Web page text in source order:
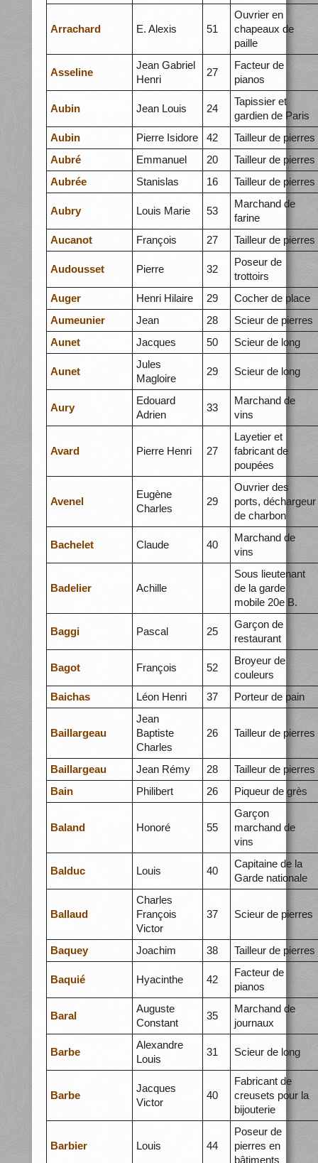
Arrachard E. Alexis 51
Ouvrier en
chapeaux de
paille
Asseline
Jean Gabriel
Henri
27
Facteur de
pianos
Aubin Jean Louis 24
Tapissier et
gardien de Paris
Aubin
Pierre Isidore 42
Tailleur de pierres
Aubré
Emmanuel 20
Tailleur de pierres
Aubrée
Stanislas 16 Tailleur de pierres
Aubry Louis Marie 53
Marchand de
farine
Aucanot
François 27 Tailleur de pierres
Audousset Pierre 32
Poseur de
trottoirs
Auger
Henri Hilaire 29
Cocher de place
Aumeunier
Jean 28
Scieur de pierres
Aunet
Jacques 50 Scieur de long
Aunet
Jules
Magloire
29 Scieur de long
Aury
Edouard
Adrien
33
Marchand de
vins
Avard Pierre Henri 27
Layetier et
fabricant de
poupées
Avenel
Eugène
Charles
29
Ouvrier des
ports, déchargeur
de charbon
Bachelet Claude 40
Marchand de
vins
Badelier Achille
Sous lieutenant
de la garde
mobile 20e B.
Baggi Pascal 25
Garçon de
restaurant
Bagot François 52
Broyeur de
couleurs
Baichas
Léon Henri 37 Porteur de pain
Baillargeau
Jean
Baptiste
Charles
26 Tailleur de pierres
Baillargeau Jean Rémy 28
Tailleur de pierres
Bain
Philibert 26 Piqueur de grès
Baland Honoré 55
Garçon
marchand de
vins
Balduc Louis 40
Capitaine de la
Garde nationale
Ballaud
Charles
François
Victor
37 Scieur de pierres
Baquey Joachim 38 Tailleur de pierres
Baquié Hyacinthe 42
Facteur de
pianos
Baral
Auguste
Constant
35
Marchand de
journaux
Barbe
Alexandre
Louis
31 Scieur de long
Barbe
Jacques
Victor
40
Fabricant de
creusets pour la
bijouterie
Barbier Louis 44
Poseur de
pierres en
bâtiments